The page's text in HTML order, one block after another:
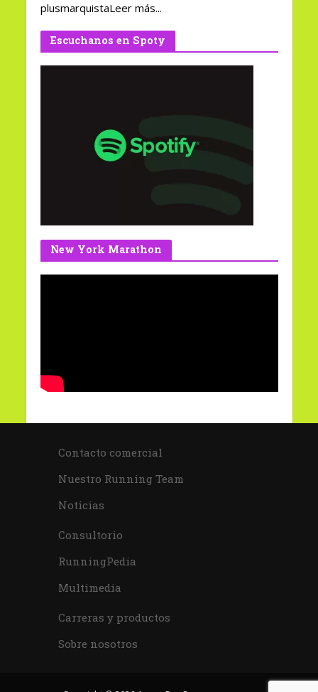
plusmarquistaLeer más...
Escuchanos en Spoty
New York Marathon
Contacto comercial
Nuestro Running Team
Noticias
Consultorio
RunningPedia
Multimedia
Carreras y productos
Sobre nosotros